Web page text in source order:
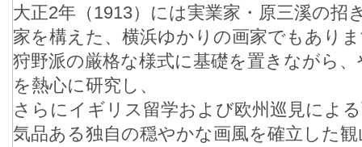
大正2年（1913）には実業家・原三溪の招
家を構えた、横浜ゆかりの画家でもあり
狩野派の厳格な様式に基礎を置きながら
を熱心に研究し、
さらにイギリス留学および欧州巡見によ
気品ある独自の穏やかな画風を確立した観